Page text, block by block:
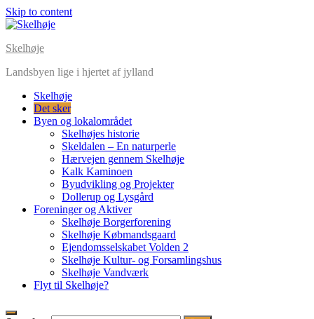
Skip to content
Skelhøje
Landsbyen lige i hjertet af jylland
Skelhøje
Det sker
Byen og lokalområdet
Skelhøjes historie
Skeldalen – En naturperle
Hærvejen gennem Skelhøje
Kalk Kaminoen
Byudvikling og Projekter
Dollerup og Lysgård
Foreninger og Aktiver
Skelhøje Borgerforening
Skelhøje Købmandsgaard
Ejendomsselskabet Volden 2
Skelhøje Kultur- og Forsamlingshus
Skelhøje Vandværk
Flyt til Skelhøje?